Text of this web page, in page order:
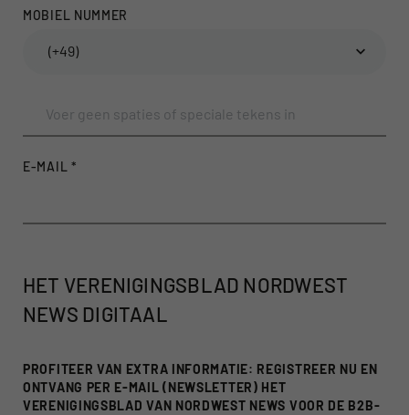
MOBIEL NUMMER
(+49)
E-MAIL *
HET VERENIGINGSBLAD NORDWEST
NEWS DIGITAAL
PROFITEER VAN EXTRA INFORMATIE: REGISTREER NU EN
ONTVANG PER E-MAIL (NEWSLETTER) HET
VERENIGINGSBLAD VAN NORDWEST NEWS VOOR DE B2B-